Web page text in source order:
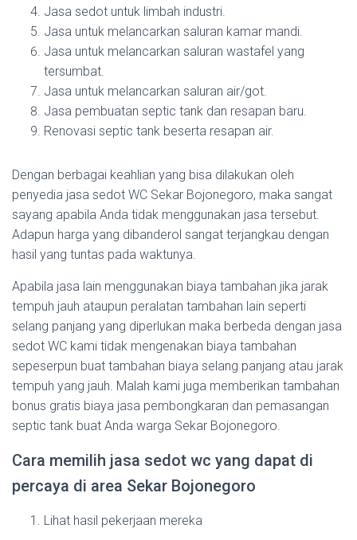
Jasa sedot untuk limbah industri.
Jasa untuk melancarkan saluran kamar mandi.
Jasa untuk melancarkan saluran wastafel yang
tersumbat.
Jasa untuk melancarkan saluran air/got.
Jasa pembuatan septic tank dan resapan baru.
Renovasi septic tank beserta resapan air.
Dengan berbagai keahlian yang bisa dilakukan oleh
penyedia jasa sedot WC Sekar Bojonegoro, maka sangat
sayang apabila Anda tidak menggunakan jasa tersebut.
Adapun harga yang dibanderol sangat terjangkau dengan
hasil yang tuntas pada waktunya.
Apabila jasa lain menggunakan biaya tambahan jika jarak
tempuh jauh ataupun peralatan tambahan lain seperti
selang panjang yang diperlukan maka berbeda dengan jasa
sedot WC kami tidak mengenakan biaya tambahan
sepeserpun buat tambahan biaya selang panjang atau jarak
tempuh yang jauh. Malah kami juga memberikan tambahan
bonus gratis biaya jasa pembongkaran dan pemasangan
septic tank buat Anda warga Sekar Bojonegoro.
Cara memilih jasa sedot wc yang dapat di
percaya di area Sekar Bojonegoro
Lihat hasil pekerjaan mereka